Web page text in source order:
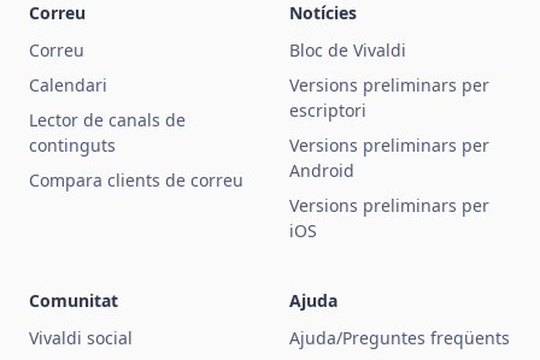
Correu
Correu
Calendari
Lector de canals de
continguts
Compara clients de correu
Notícies
Bloc de Vivaldi
Versions preliminars per
escriptori
Versions preliminars per
Android
Versions preliminars per
iOS
Comunitat
Vivaldi social
Ajuda
Ajuda/Preguntes freqüents